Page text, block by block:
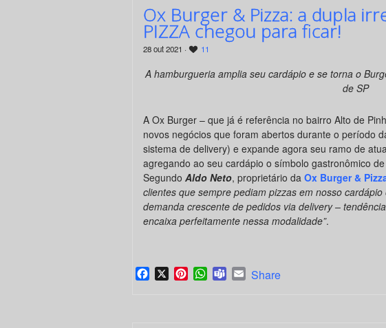
Ox Burger & Pizza: a dupla
PIZZA chegou para ficar!
28 out 2021 · 11
A hamburgueria amplia seu cardápio e se torna o
de SP
A Ox Burger – que já é referência no bairro Alto de
novos negócios que foram abertos durante o período
sistema de delivery) e expande agora seu ramo de
agregando ao seu cardápio o símbolo gastronômico
Segundo Aldo Neto, proprietário da Ox Burger &
clientes que sempre pediam pizzas em nosso
demanda crescente de pedidos via delivery –
encaixa perfeitamente nessa modalidade”.
Facebook
X PinterestWhatsApp
TeamsEmail
Share